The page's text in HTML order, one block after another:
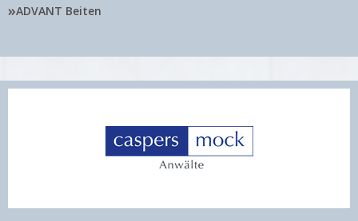
»ADVANT Beiten